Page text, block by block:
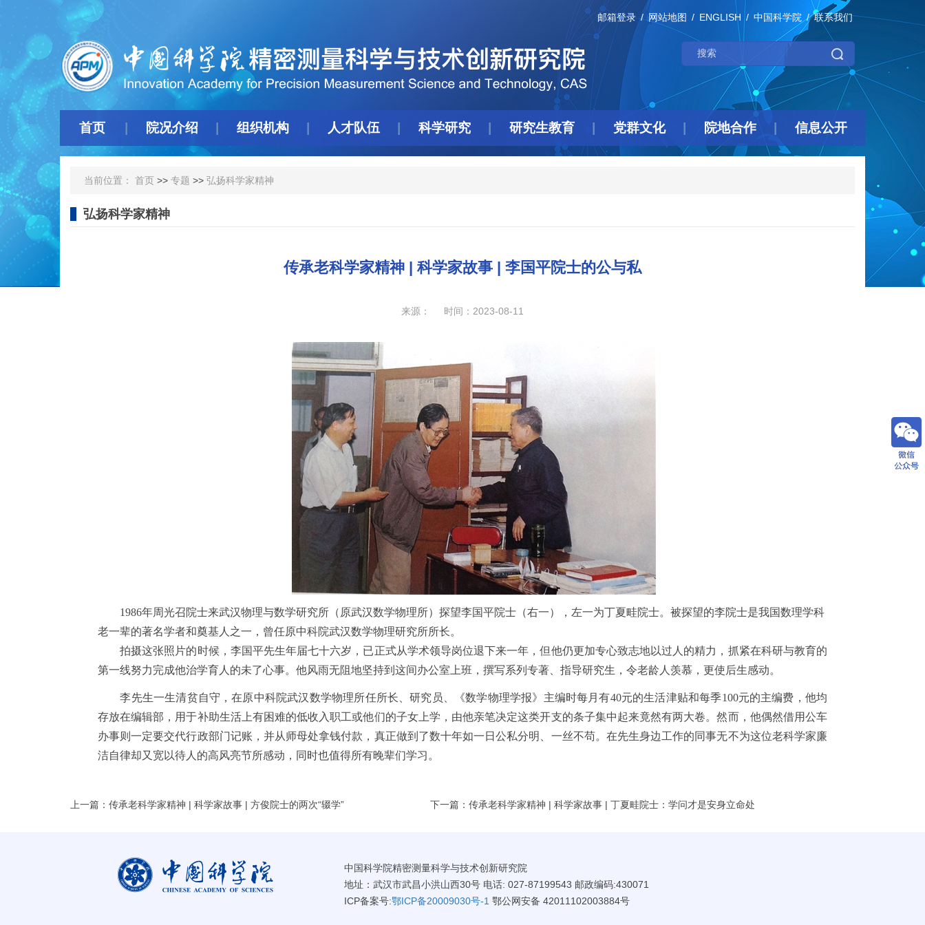
邮箱登录 网站地图 ENGLISH 中国科学院 联系我们
首页 院况介绍 组织机构 人才队伍 科学研究 研究生教育 党群文化 院地合作 信息公开
当前位置： 首页 >> 专题 >> 弘扬科学家精神
弘扬科学家精神
传承老科学家精神 | 科学家故事 | 李国平院士的公与私
来源： 时间：2023-08-11
1986年周光召院士来武汉物理与数学研究所（原武汉数学物理所）探望李国平院士（右一），左一为丁夏畦院士。被探望的李院士是我国数理学科
老一辈的著名学者和奠基人之一，曾任原中科院武汉数学物理研究所所长。
拍摄这张照片的时候，李国平先生年届七十六岁，已正式从学术领导岗位退下来一年，但他仍更加专心致志地以过人的精力，抓紧在科研与教育的
第一线努力完成他治学育人的未了心事。他风雨无阻地坚持到这间办公室上班，撰写系列专著、指导研究生，令老龄人羡慕，更使后生感动。
李先生一生清贫自守，在原中科院武汉数学物理所任所长、研究员、《数学物理学报》主编时每月有40元的生活津贴和每季100元的主编费，他均
存放在编辑部，用于补助生活上有困难的低收入职工或他们的子女上学，由他亲笔决定这类开支的条子集中起来竟然有两大卷。然而，他偶然借用公车
办事则一定要交代行政部门记账，并从师母处拿钱付款，真正做到了数十年如一日公私分明、一丝不苟。在先生身边工作的同事无不为这位老科学家廉
洁自律却又宽以待人的高风亮节所感动，同时也值得所有晚辈们学习。
上一篇：传承老科学家精神 | 科学家故事 | 方俊院士的两次“辍学” 下一篇：传承老科学家精神 | 科学家故事 | 丁夏畦院士：学问才是安身立命处
中国科学院精密测量科学与技术创新研究院
地址：武汉市武昌小洪山西30号 电话: 027-87199543 邮政编码:430071
ICP备案号:鄂ICP备20009030号-1 鄂公网安备 42011102003884号